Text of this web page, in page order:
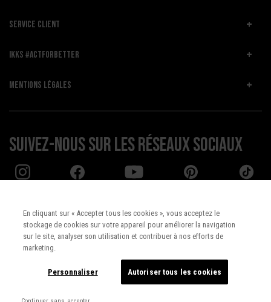
SERVICE CLIENT
IKKS #ACTFORBETTER
MENTIONS LÉGALES
Suivez-nous sur les réseaux sociaux
Pays : UNITED STATES
Français
En cliquant sur « Accepter tous les cookies », vous acceptez le
stockage de cookies sur votre appareil pour améliorer la navigation
sur le site, analyser son utilisation et contribuer à nos efforts de
marketing.
Personnaliser Autoriser tous les cookies